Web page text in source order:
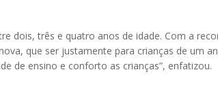
dois, três e quatro anos de idade. Com a
que ser justamente para crianças de um
de ensino e conforto as crianças”, enfatizou.